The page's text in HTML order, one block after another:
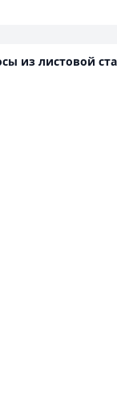
из листовой